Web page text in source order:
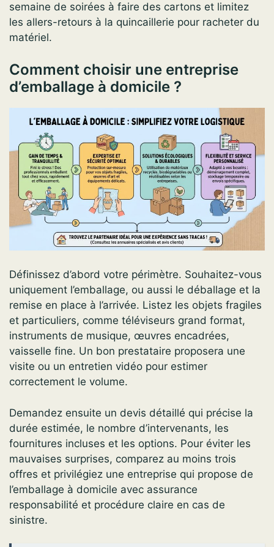
semaine de soirées à faire des cartons et limitez
les allers-retours à la quincaillerie pour racheter du
matériel.
Comment choisir une entreprise
d’emballage à domicile ?
Définissez d’abord votre périmètre. Souhaitez-vous
uniquement l’emballage, ou aussi le déballage et la
remise en place à l’arrivée. Listez les objets fragiles
et particuliers, comme téléviseurs grand format,
instruments de musique, œuvres encadrées,
vaisselle fine. Un bon prestataire proposera une
visite ou un entretien vidéo pour estimer
correctement le volume.
Demandez ensuite un devis détaillé qui précise la
durée estimée, le nombre d’intervenants, les
fournitures incluses et les options. Pour éviter les
mauvaises surprises, comparez au moins trois
offres et privilégiez une entreprise qui propose de
l’emballage à domicile avec assurance
responsabilité et procédure claire en cas de
sinistre.